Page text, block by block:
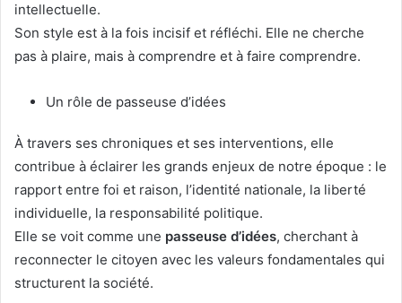
intellectuelle.
Son style est à la fois incisif et réfléchi. Elle ne cherche
pas à plaire, mais à comprendre et à faire comprendre.
Un rôle de passeuse d’idées
À travers ses chroniques et ses interventions, elle
contribue à éclairer les grands enjeux de notre époque : le
rapport entre foi et raison, l’identité nationale, la liberté
individuelle, la responsabilité politique.
Elle se voit comme une passeuse d’idées, cherchant à
reconnecter le citoyen avec les valeurs fondamentales qui
structurent la société.